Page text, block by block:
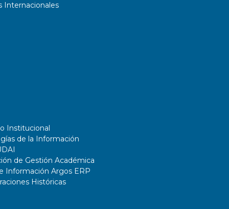
Internacionales
Institucional
de la Información
de Gestión Académica
Información Argos ERP
Históricas